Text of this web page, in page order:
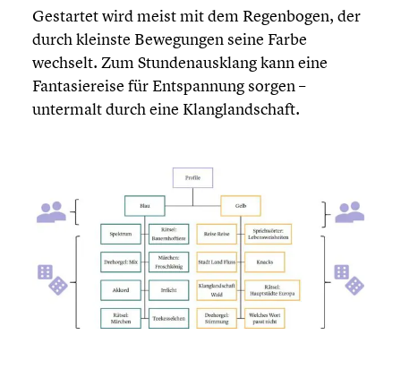
Gestartet wird meist mit dem Regen­bo­gen, der
durch kleinste Bewegun­gen seine Farbe
wechselt. Zum Stunden­aus­klang kann eine
Fanta­sie­reise für Entspan­nung sorgen –
untermalt durch eine Klang­land­schaft.